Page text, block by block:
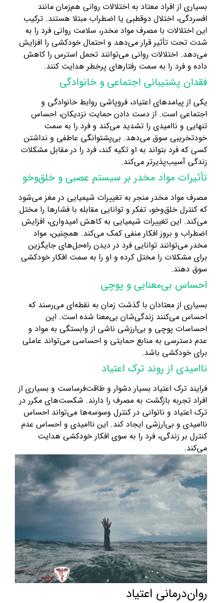
بسیاری از افراد معتاد به اختلالات روانی هم‌زمان مانند
افسردگی، اختلال دوقطبی یا اضطراب مبتلا هستند. ترکیب
این اختلالات با مصرف مواد مخدر، سلامت روانی فرد را به
شدت تحت تأثیر قرار می‌دهد و احتمال خودکشی را افزایش
می‌دهد. اختلالات روانی می‌توانند تحمل استرس را کاهش
داده و فرد را به سمت رفتارهای پرخطر هدایت کنند.
فقدان پشتیبانی اجتماعی و خانوادگی
یکی از پیامدهای اعتیاد، فروپاشی روابط خانوادگی و
اجتماعی است. از دست دادن حمایت نزدیکان، احساس
تنهایی و ناامیدی را تشدید می‌کند و فرد را به سمت
خودتخریبی سوق می‌دهد. بی‌پشتوانگی عاطفی و نداشتن
کسی که فرد بتواند به او تکیه کند، فرد را در مقابل مشکلات
زندگی آسیب‌پذیرتر می‌کند.
تأثیرات مواد مخدر بر سیستم عصبی و خلق‌و‌خو
مصرف مواد مخدر منجر به تغییرات شیمیایی در مغز می‌شود
که کنترل خلق‌و‌خو، تفکر و توانایی مقابله با فشارها را مختل
می‌کند. این تغییرات شیمیایی به کاهش امیدواری، افزایش
اضطراب و بروز افکار منفی کمک می‌کند. همچنین، مواد
مخدر می‌توانند توانایی فرد در دیدن راه‌حل‌های جایگزین
برای مشکلات را مختل کرده و او را به سمت افکار خودکشی
سوق دهند.
احساس بی‌معنایی و پوچی
بسیاری از معتادان با گذشت زمان به نقطه‌ای می‌رسند که
احساس می‌کنند زندگی‌شان بی‌معنا شده است. این
احساسات پوچی و بی‌ارزشی ناشی از وابستگی به مواد و
عدم دسترسی به منابع حمایتی و احساسی می‌تواند عاملی
برای خودکشی باشد.
ناامیدی از روند ترک اعتیاد
فرایند ترک اعتیاد بسیار دشوار و طاقت‌فرساست و بسیاری از
افراد تجربه بازگشت به مصرف را دارند. شکست‌های مکرر در
ترک اعتیاد و ناتوانی در کنترل وسوسه‌ها می‌تواند احساس
ناامیدی و بی‌ارزشی ایجاد کند. این ناامیدی و احساس عدم
کنترل بر زندگی، فرد را به سوی افکار خودکشی هدایت
می‌کند.
روان‌درمانی اعتیاد